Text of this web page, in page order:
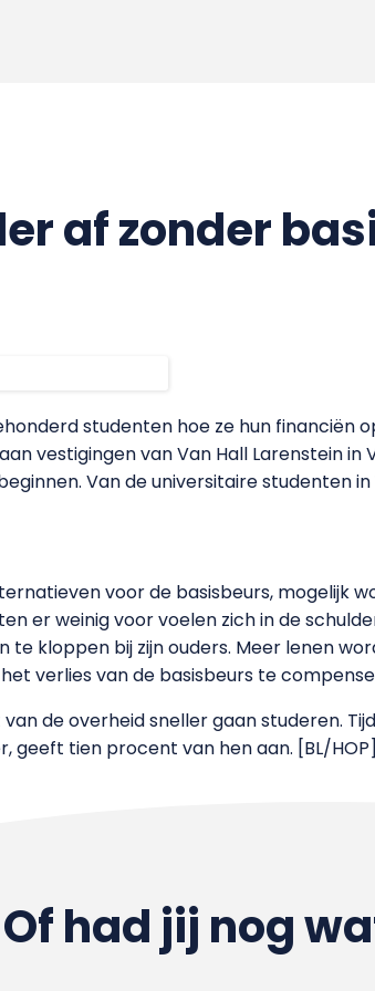
af zonder
studenten hoe ze hun financiën
vestigingen van Van Hall Larenstein in
Van de universitaire studenten
voor de basisbeurs, mogelijk
er weinig voor voelen zich in de
te kloppen bij zijn ouders. Meer lenen
verlies van de basisbeurs te
de overheid sneller gaan studeren.
geeft tien procent van hen aan. [BL/HOP]
had jij nog